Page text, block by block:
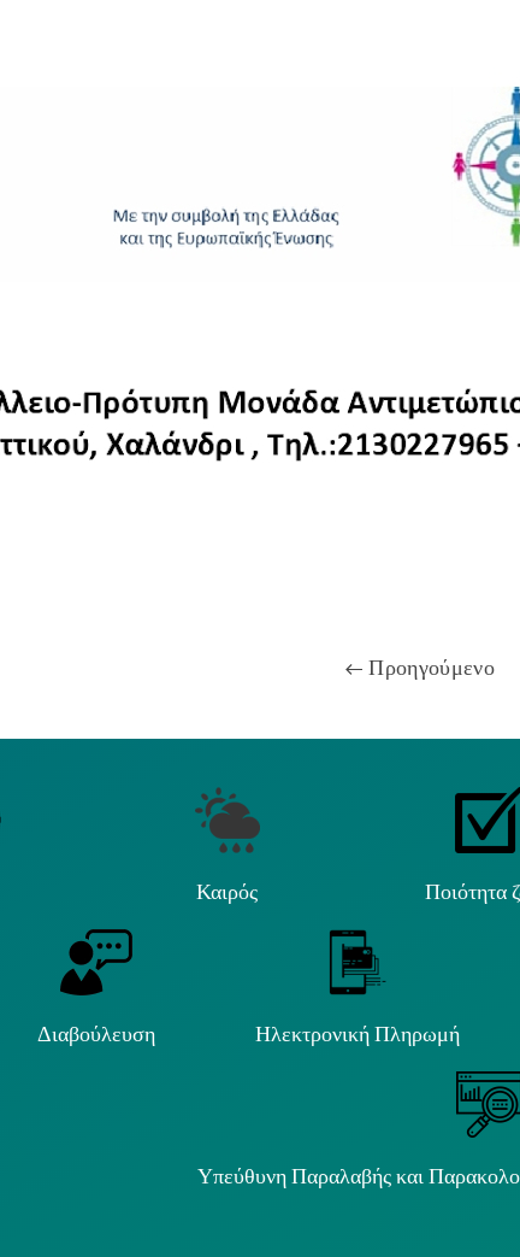
Προηγούμενο
Καιρός Ποιότητα
Διαβούλευση Ηλεκτρονική Πληρωμή
Υπεύθυνη Παραλαβής και